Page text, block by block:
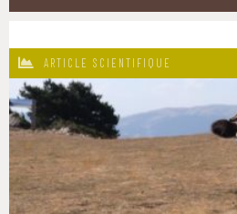
ARTICLE SCIENTIFIQUE